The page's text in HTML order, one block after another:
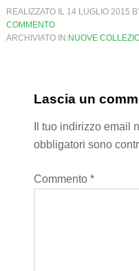
REALIZZATO IL 14 LUGLIO 2015
COMMENTO
ARCHIVIATO IN:NUOVE
Lascia un
Il tuo indirizzo email
obbligatori sono
Commento *